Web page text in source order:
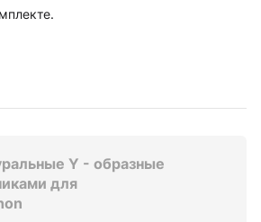
Y - образные
для